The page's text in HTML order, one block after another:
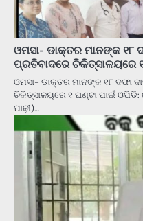
ଓମସା- ଡାକ୍ତର ମାନଙ୍କ ୧୮
ପ୍ରତିବାଦରେ ଚିକିତ୍ସାଳୟରେ
ଓମସା- ଡାକ୍ତର ମାନଙ୍କ ୧୮ ଦଫା
ଚିକିତ୍ସାଳୟରେ ୧ ଘଣ୍ଟା ପାଇଁ ଓପିଡି:
ପାଢ଼ୀ)…